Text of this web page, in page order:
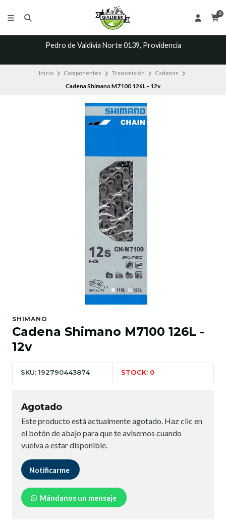
0
Pedro de Valdivia Norte 0139, Providencia
Inicio Componentes Transmisión
Cadenas
Cadena Shimano M7100 126L - 12v
SHIMANO
Cadena Shimano M7100 126L -
12v
SKU: 192790443874 STOCK: 0
Agotado
Este producto está actualmente agotado. Haz clic en
el botón de abajo para que te avisemos cuando
vuelva a estar disponible.
Notificarme
Mándanos un mensaje